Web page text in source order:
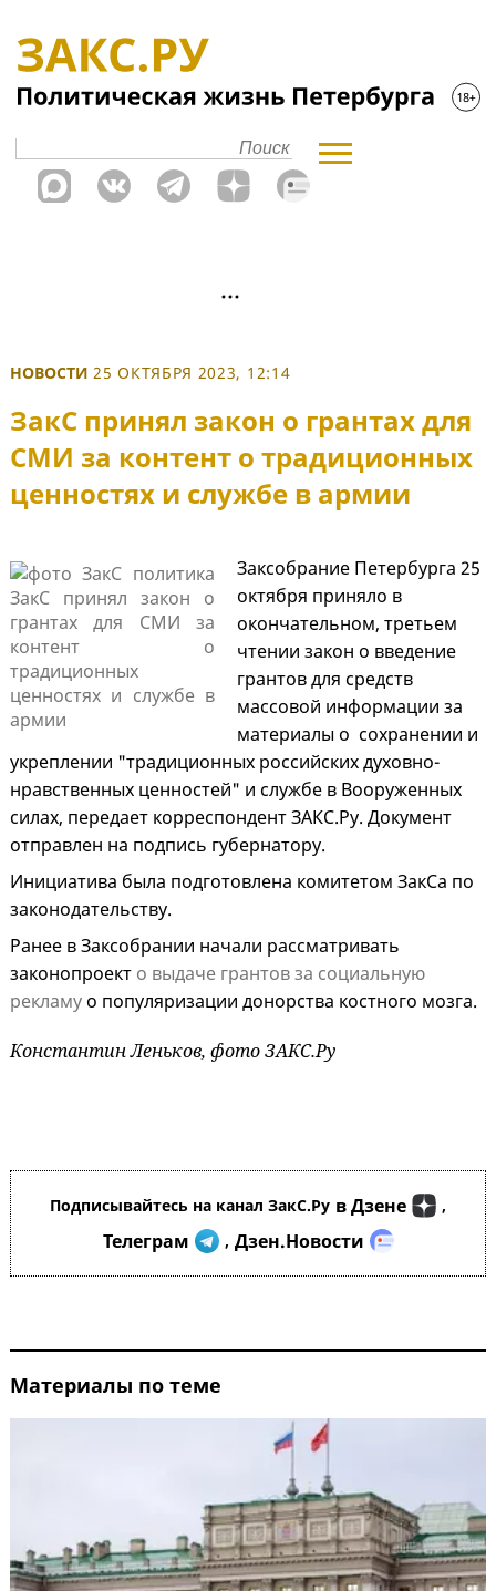
НОВОСТИ 25 ОКТЯБРЯ 2023, 12:14
ЗакС принял закон о грантах для
СМИ за контент о традиционных
ценностях и службе в армии
Заксобрание Петербурга 25
октября приняло в
окончательном, третьем
чтении закон о введение
грантов для средств
массовой информации за
материалы о сохранении и
укреплении "традиционных российских духовно-
нравственных ценностей" и службе в Вооруженных
силах, передает корреспондент ЗАКС.Ру. Документ
отправлен на подпись губернатору.
Инициатива была подготовлена комитетом ЗакСа по
законодательству.
Ранее в Заксобрании начали рассматривать
законопроект о выдаче грантов за социальную
рекламу о популяризации донорства костного мозга.
Константин Леньков, фото ЗАКС.Ру
Подписывайтесь на канал ЗакС.Ру в Дзене ,
Телеграм , Дзен.Новости
Материалы по теме